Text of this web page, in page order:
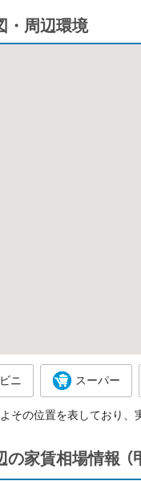
・周辺環境
ニ スーパー
その位置を表しており
の家賃相場情報